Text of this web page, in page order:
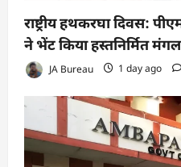
राष्ट्रीय हथकरघा दिवस:
ने भेंट किया हस्तनिर्मित
JA Bureau 1 day ago